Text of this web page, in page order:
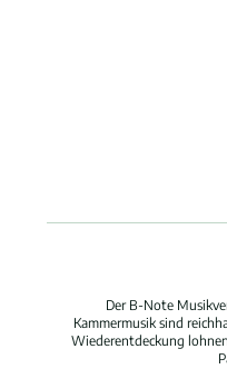
Der B-Note
Kammermusik sind
Wiederentdeckung